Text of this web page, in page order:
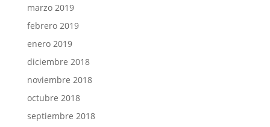
marzo 2019
febrero 2019
enero 2019
diciembre 2018
noviembre 2018
octubre 2018
septiembre 2018